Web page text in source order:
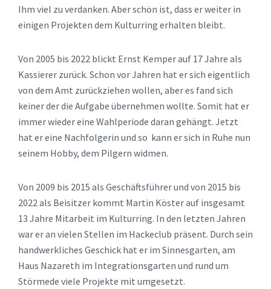
Ihm viel zu verdanken. Aber schön ist, dass er weiter in
einigen Projekten dem Kulturring erhalten bleibt.
Von 2005 bis 2022 blickt Ernst Kemper auf 17 Jahre als
Kassierer zurück. Schon vor Jahren hat er sich eigentlich
von dem Amt zurückziehen wollen, aber es fand sich
keiner der die Aufgabe übernehmen wollte. Somit hat er
immer wieder eine Wahlperiode daran gehängt. Jetzt
hat er eine Nachfolgerin und so kann er sich in Ruhe nun
seinem Hobby, dem Pilgern widmen.
Von 2009 bis 2015 als Geschäftsführer und von 2015 bis
2022 als Beisitzer kommt Martin Köster auf insgesamt
13 Jahre Mitarbeit im Kulturring. In den letzten Jahren
war er an vielen Stellen im Hackeclub präsent. Durch sein
handwerkliches Geschick hat er im Sinnesgarten, am
Haus Nazareth im Integrationsgarten und rund um
Störmede viele Projekte mit umgesetzt.